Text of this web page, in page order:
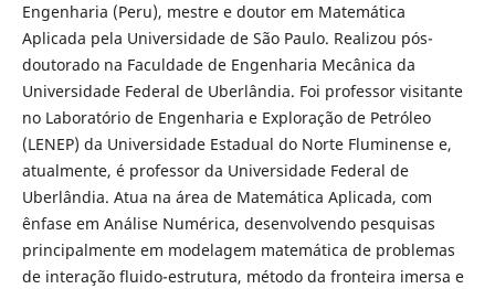
Engenharia (Peru), mestre e doutor em Matemática
Aplicada pela Universidade de São Paulo. Realizou pós-
doutorado na Faculdade de Engenharia Mecânica da
Universidade Federal de Uberlândia. Foi professor visitante
no Laboratório de Engenharia e Exploração de Petróleo
(LENEP) da Universidade Estadual do Norte Fluminense e,
atualmente, é professor da Universidade Federal de
Uberlândia. Atua na área de Matemática Aplicada, com
ênfase em Análise Numérica, desenvolvendo pesquisas
principalmente em modelagem matemática de problemas
de interação fluido-estrutura, método da fronteira imersa e